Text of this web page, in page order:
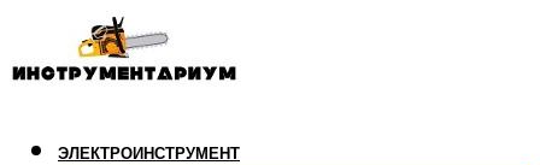
ЭЛЕКТРОИНСТРУМЕНТ